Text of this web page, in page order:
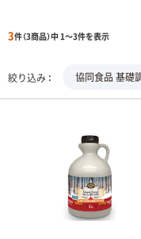
3件（3商品）中 1～3件を表示
絞り込み 協同食品 基礎